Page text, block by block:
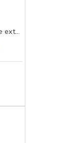
L'OREAL Paris Elseve extraordinary oil coco maska 300 ml